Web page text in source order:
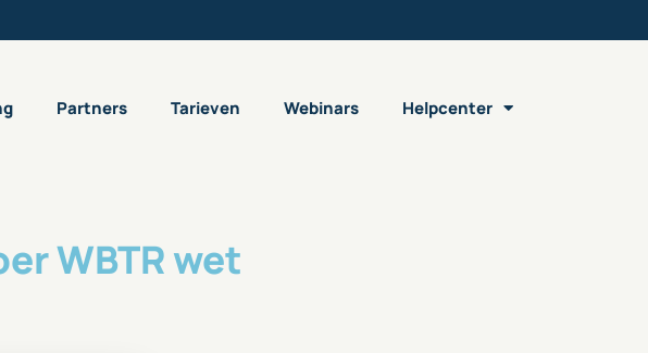
Partners Tarieven Webinars Helpcenter
WBTR wet